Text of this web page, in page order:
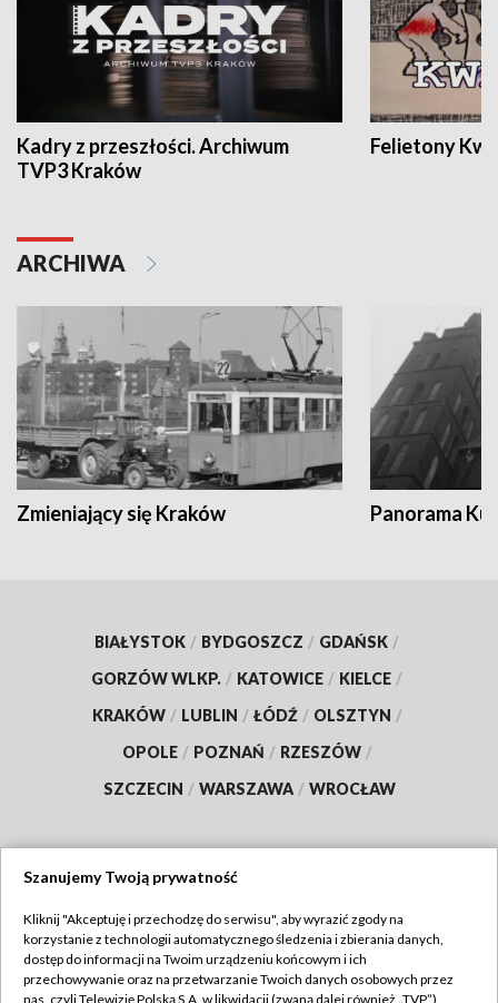
Kadry z przeszłości. Archiwum
TVP3 Kraków
Felietony
ARCHIWA
Zmieniający się Kraków Panorama
BIAŁYSTOK / BYDGOSZCZ / GDAŃSK /
GORZÓW WLKP. / KATOWICE / KIELCE /
KRAKÓW / LUBLIN / ŁÓDŹ / OLSZTYN /
OPOLE / POZNAŃ / RZESZÓW /
SZCZECIN / WARSZAWA / WROCŁAW
TVP
Abonament TVP
Regulamin TVP
Szanujemy Twoją prywatność
Kliknij "Akceptuję i przechodzę do serwisu", aby wyrazić zgody na
korzystanie z technologii automatycznego śledzenia i zbierania danych,
dostęp do informacji na Twoim urządzeniu końcowym i ich
przechowywanie oraz na przetwarzanie Twoich danych osobowych przez
nas, czyli Telewizję Polską S.A. w likwidacji (zwaną dalej również „TVP”),